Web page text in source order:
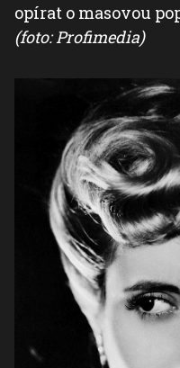
opírat o masovou
(foto: Profimedia)